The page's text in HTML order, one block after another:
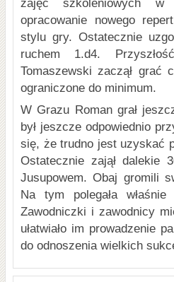
zajęć szkoleniowych w
opracowanie nowego
stylu gry. Ostatecznie
ruchem 1.d4.
Tomaszewski zaczął grać
ograniczone do minimum.
W Grazu Roman grał
był jeszcze odpowiednio
się, że trudno jest uzyskać
Ostatecznie zajął dalekie
Jusupowem. Obaj gromili
Na tym polegała
Zawodniczki i zawodnicy
ułatwiało im prowadzenie
do odnoszenia wielkich